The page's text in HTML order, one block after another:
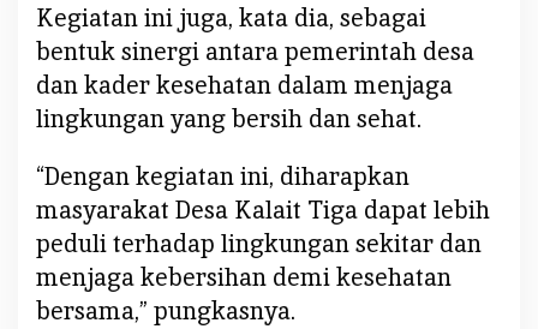
t
B
s
h
Kegiatan ini juga, kata dia, sebagai
bentuk sinergi antara pemerintah desa
dan kader kesehatan dalam menjaga
lingkungan yang bersih dan sehat.
“Dengan kegiatan ini, diharapkan
masyarakat Desa Kalait Tiga dapat lebih
peduli terhadap lingkungan sekitar dan
menjaga kebersihan demi kesehatan
bersama,” pungkasnya.